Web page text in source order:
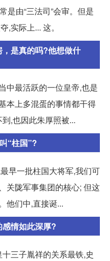
是由“三法司”会审。但是
,实际上... 这。
是真的吗?他想做什
中最活跃的一位皇帝,也是
本上多混蛋的事情都干得
,也因此朱厚照被...
“柱国”?
早一批柱国大将军,我们可
关陇军事集团的核心; 但这
他们中,直接诞...
情如此深厚?
三子胤祥的关系最铁,史